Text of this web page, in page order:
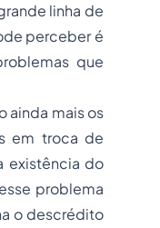
linha de
perceber é
que
ainda mais os
em troca de
existência do
problema
o descrédito